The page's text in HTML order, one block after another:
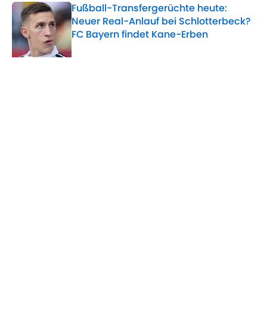
Fußball-Transfergerüchte heute:
Neuer Real-Anlauf bei Schlotterbeck?
FC Bayern findet Kane-Erben
Published by on Invalid Date